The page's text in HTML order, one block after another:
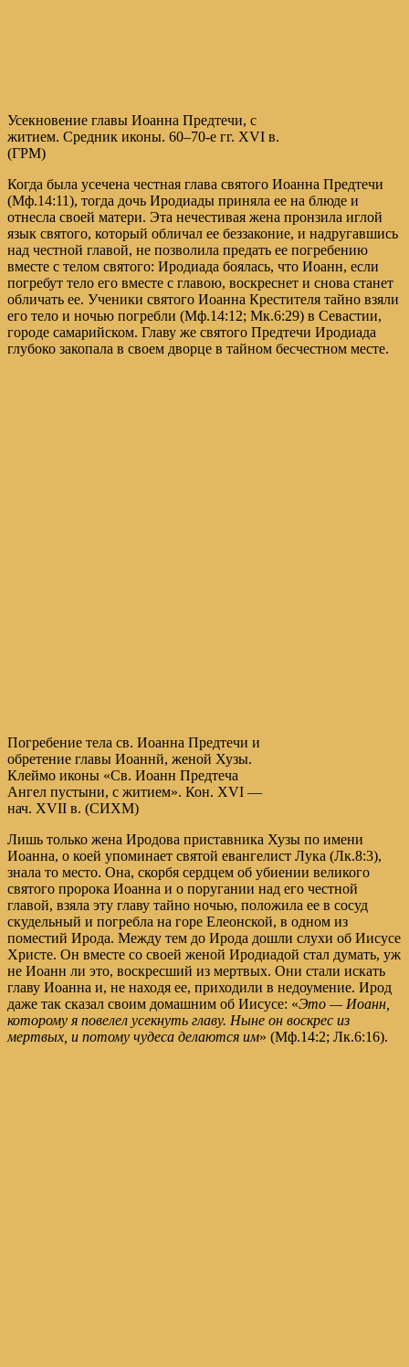
Усекновение главы Иоанна Предтечи, с
житием. Средник иконы. 60–70-е гг. XVI в.
(ГРМ)
Когда была усечена честная глава святого Иоанна Предтечи
(Мф.14:11), тогда дочь Иродиады приняла ее на блюде и
отнесла своей матери. Эта нечестивая жена пронзила иглой
язык святого, который обличал ее беззаконие, и надругавшись
над честной главой, не позволила предать ее погребению
вместе с телом святого: Иродиада боялась, что Иоанн, если
погребут тело его вместе с главою, воскреснет и снова станет
обличать ее. Ученики святого Иоанна Крестителя тайно взяли
его тело и ночью погребли (Мф.14:12; Мк.6:29) в Севастии,
городе самарийском. Главу же святого Предтечи Иродиада
глубоко закопала в своем дворце в тайном бесчестном месте.
Погребение тела св. Иоанна Предтечи и
обретение главы Иоаннй, женой Хузы.
Клеймо иконы «Св. Иоанн Предтеча
Ангел пустыни, с житием». Кон. XVI —
нач. XVII в. (СИХМ)
Лишь только жена Иродова приставника Хузы по имени
Иоанна, о коей упоминает святой евангелист Лука (Лк.8:3),
знала то место. Она, скорбя сердцем об убиении великого
святого пророка Иоанна и о поругании над его честной
главой, взяла эту главу тайно ночью, положила ее в сосуд
скудельный и погребла на горе Елеонской, в одном из
поместий Ирода. Между тем до Ирода дошли слухи об Иисусе
Христе. Он вместе со своей женой Иродиадой стал думать, уж
не Иоанн ли это, воскресший из мертвых. Они стали искать
главу Иоанна и, не находя ее, приходили в недоумение. Ирод
даже так сказал своим домашним об Иисусе: «Это — Иоанн,
которому я повелел усекнуть главу. Ныне он воскрес из
мертвых, и потому чудеса делаются им» (Мф.14:2; Лк.6:16).